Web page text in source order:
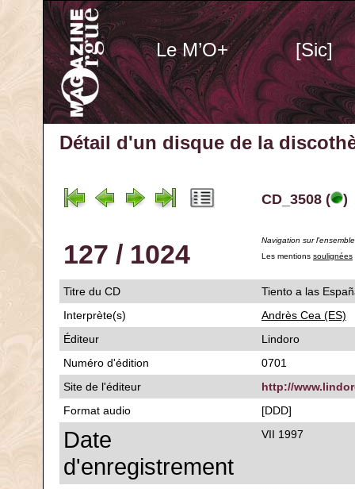
Le M’O+ [Sic]
Détail d'un disque de la
CD_3508 ( )
127 / 1024
Navigation sur
Les mentions soulignées
Titre du CD
Tiento a las
Interprète(s)
Andrès Cea (ES)
Éditeur
Lindoro
Numéro d'édition
0701
Site de l'éditeur
http://
Format audio
[DDD]
Date
d'enregistrement
VII 1997